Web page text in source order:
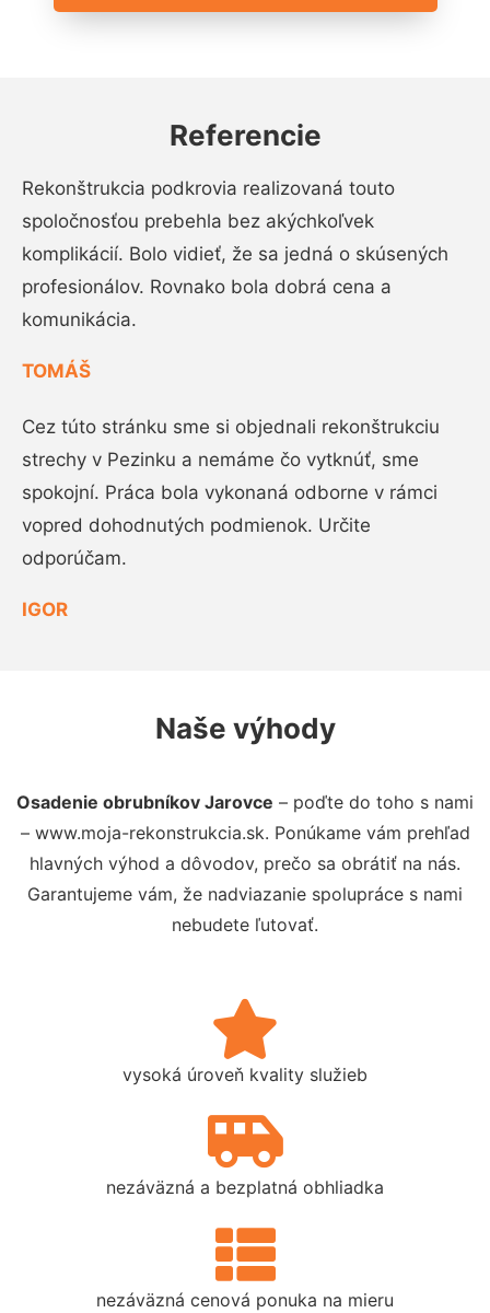
Referencie
Rekonštrukcia podkrovia realizovaná touto
spoločnosťou prebehla bez akýchkoľvek
komplikácií. Bolo vidieť, že sa jedná o skúsených
profesionálov. Rovnako bola dobrá cena a
komunikácia.
TOMÁŠ
Cez túto stránku sme si objednali rekonštrukciu
strechy v Pezinku a nemáme čo vytknúť, sme
spokojní. Práca bola vykonaná odborne v rámci
vopred dohodnutých podmienok. Určite
odporúčam.
IGOR
Naše výhody
Osadenie obrubníkov Jarovce – poďte do toho s nami
– www.moja-rekonstrukcia.sk. Ponúkame vám prehľad
hlavných výhod a dôvodov, prečo sa obrátiť na nás.
Garantujeme vám, že nadviazanie spolupráce s nami
nebudete ľutovať.
vysoká úroveň kvality služieb
nezáväzná a bezplatná obhliadka
nezáväzná cenová ponuka na mieru